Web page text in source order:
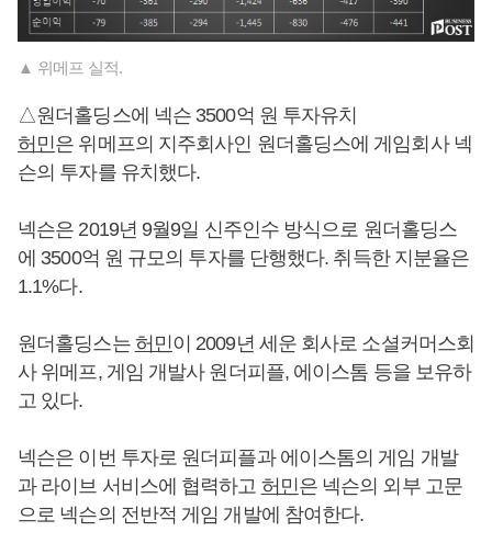
▲ 위메프 실적.
△원더홀딩스에 넥슨 3500억 원 투자유치
허민은 위메프의 지주회사인 원더홀딩스에 게임회사 넥
슨의 투자를 유치했다.
넥슨은 2019년 9월9일 신주인수 방식으로 원더홀딩스
에 3500억 원 규모의 투자를 단행했다. 취득한 지분율은
1.1%다.
원더홀딩스는 허민이 2009년 세운 회사로 소셜커머스회
사 위메프, 게임 개발사 원더피플, 에이스톰 등을 보유하
고 있다.
넥슨은 이번 투자로 원더피플과 에이스톰의 게임 개발
과 라이브 서비스에 협력하고 허민은 넥슨의 외부 고문
으로 넥슨의 전반적 게임 개발에 참여한다.